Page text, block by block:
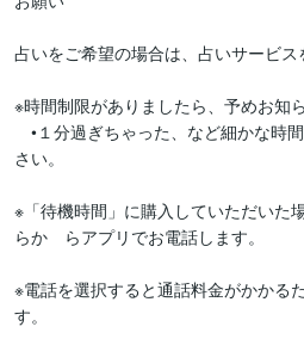
占いをご希望の場合は、占いサービ
※時間制限がありましたら、予めお知
•１分過ぎちゃった、など細かな時
さい。
※「待機時間」に購入していただいた
らか　らアプリでお電話します。
※電話を選択すると通話料金がかかる
す。